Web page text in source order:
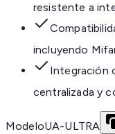
resistente a
incluyendo
Integración
centralizada y
ModeloUA-ULTRA